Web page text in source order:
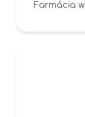
Farmácia